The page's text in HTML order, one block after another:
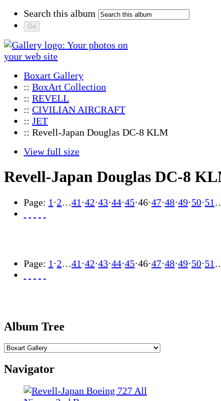
Search this album
Boxart Gallery
:: BoxArt Collection
:: REVELL
:: CIVILIAN AIRCRAFT
:: JET
:: Revell-Japan Douglas DC-8 KLM
View full size
Revell-Japan Douglas DC-8
Page: 1 ·2…41 ·42·43·44·45·46·47·48·49·50·51
Page: 1 ·2…41 ·42·43·44·45·46·47·48·49·50·51
Album Tree
Navigator